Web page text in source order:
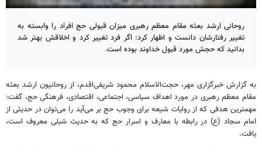
روحانی ارشد بعثه مقام معظم رهبری میزان قبولی حج افراد را وابسته به
تغییر رفتارشان دانست و اظهار کرد: اگر فرد تغییر کرد و اخلاقش بهتر شد
بدانید که حجش مورد قبول خداوند بوده است.
به گزارش خبرگزاری مهر، حجت‌الاسلام محمود شریفی‌اقدم، از روحانیون ارشد بعثه
مقام معظم رهبری در مورد اهداف سیاسی، اجتماعی، اقتصادی، فرهنگی حج، گفت:
مهمترین هدفی که از روایات شیعه برای وجوب حج بر می‌آید را می‌توان در حدیثی از
امام سجاد (ع) در رابطه با معارف و اسرار حج که به حدیث شبلی معروف است،
یافت.